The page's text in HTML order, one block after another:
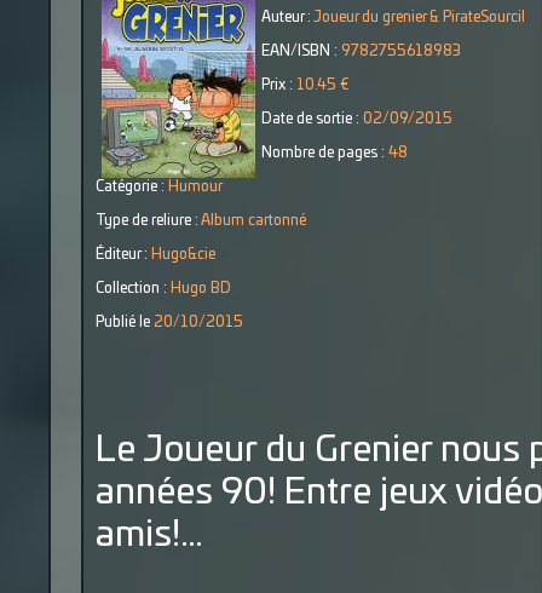
Auteur : Joueur du grenier & PirateSourcil
EAN/ISBN : 9782755618983
Prix : 10.45 €
Date de sortie : 02/09/2015
Nombre de pages : 48
Catégorie : Humour
Type de reliure : Album cartonné
Éditeur : Hugo&cie
Collection : Hugo BD
Publié le 20/10/2015
Le Joueur du Grenier nous
années 90! Entre jeux
amis!…